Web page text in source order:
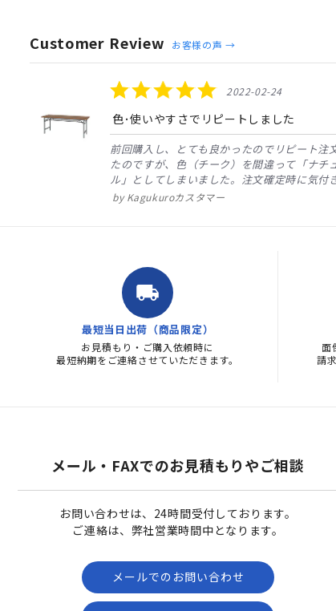
Customer Review
Reviews
お客様の声 →
5.0
star
rating
2022-02-24
色･使いやすさでリピートしました
前回購入し、とても良かったのでリピート注
たのですが、色（チーク）を間違って「ナチ
ル」としてしまいました。注文確定時に気付
変更メールを送ると直ぐに対応くださいました
Kagukuroカスタマー
local_shipping
最短当日出荷（商品限定）
お見積もり・ご購入依頼時に
最短納期をご連絡させていただきます。
面
請
メール・FAXでのお見積もりやご相談
お問い合わせは、24時間受付しております。
ご連絡は、弊社営業時間中となります。
メールでのお問い合わせ